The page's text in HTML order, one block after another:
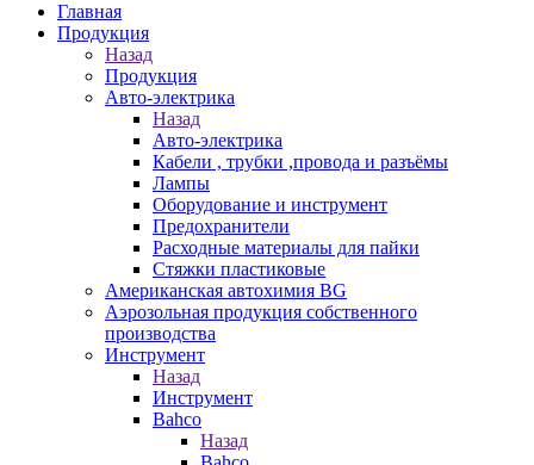
Главная
Продукция
Назад
Продукция
Авто-электрика
Назад
Авто-электрика
Кабели , трубки ,провода и разъёмы
Лампы
Оборудование и инструмент
Предохранители
Расходные материалы для пайки
Стяжки пластиковые
Американская автохимия BG
Аэрозольная продукция собственного
производства
Инструмент
Назад
Инструмент
Bahco
Назад